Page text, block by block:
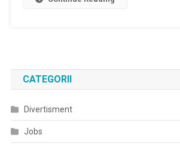
CATEGORII
Divertisment
Jobs